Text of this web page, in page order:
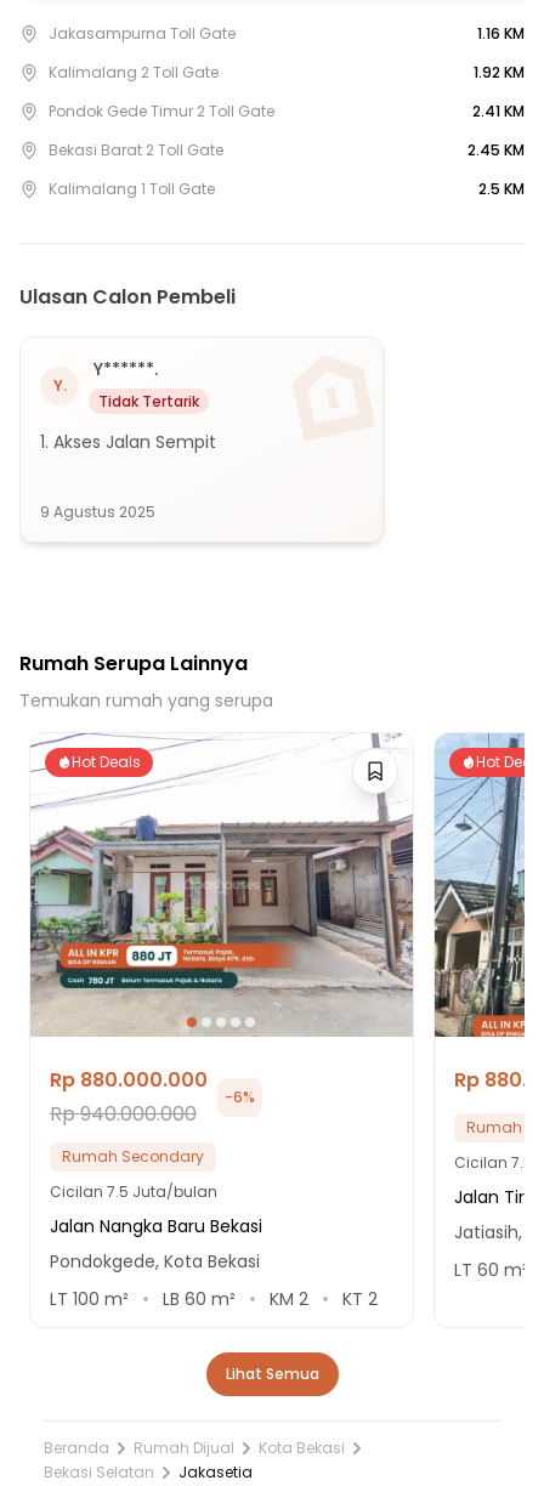
9 Menit ke Rumah Sakit Hermina Galaxy
11 Menit ke RS EMC Pekayon
15 Menit ke UPTD Puskesmas Jakasetia
14 Menit ke UPTD Puskesmas Jaka Mulya
15 Menit ke Terminal Bekasi Kayuringin
Jakasampurna Toll Gate
1.16 KM
Kalimalang 2 Toll Gate
1.92 KM
Pondok Gede Timur 2 Toll Gate
2.41 KM
Bekasi Barat 2 Toll Gate
2.45 KM
Kalimalang 1 Toll Gate
2.5 KM
Ulasan Calon Pembeli
Y.
Y******.
Tidak Tertarik
1. Akses Jalan Sempit
9 Agustus 2025
Rumah Serupa Lainnya
Temukan rumah yang serupa
Hot Deals
Rp 880.000.000
Rp 940.000.000
-6%
Rumah Secondary
Cicilan 7.5 Juta/bulan
Jalan Nangka Baru Bekasi
Pondokgede, Kota Bekasi
LT 100 m² LB 60 m² KM 2 KT 2
Hot Deals
Rp
Rumah
Cicilan 7.5
Jalan Tirta
Jatiasih,
LT 60 m²
Lihat Semua
Beranda Rumah Dijual
Kota Bekasi
Bekasi Selatan
Jakasetia